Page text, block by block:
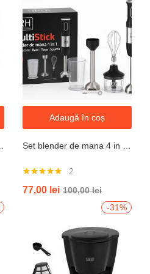
Adaugă în coș
5.00din 5
2
77,00 lei 100,00lei
-31%